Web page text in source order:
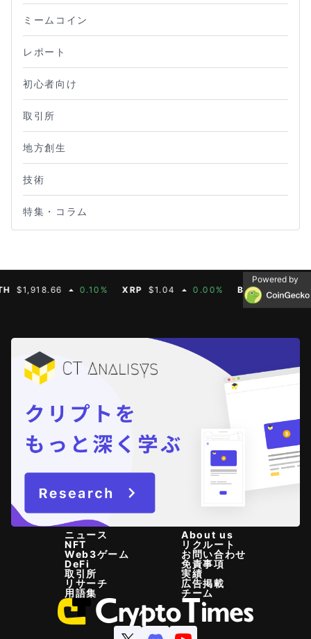
ミームコイン
レポート
初心者向け
取引所
地方創生
技術
特集・コラム
0.10% XRP $1.04 0.00% BNB $603.91
Powered by
ニュース
NFT
Web3ゲーム
DeFi
取引所
リサーチ
用語集
About us
リクルート
お問い合わせ
免責事項
実績
広告掲載
チーム